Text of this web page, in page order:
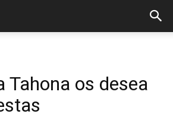
Tahona os desea